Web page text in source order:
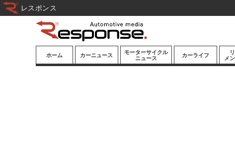
ホーム カーニュース
モーターサイクル
ニュース
カーライフ
メ
レスポンス